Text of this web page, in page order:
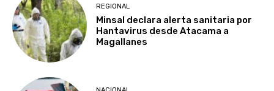
REGIONAL
Minsal declara alerta sanitaria por
Hantavirus desde Atacama a
Magallanes